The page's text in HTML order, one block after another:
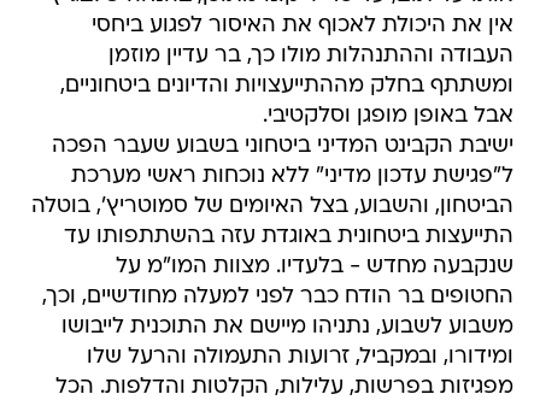
אין את היכולת לאכוף את האיסור לפגוע ביחסי
העבודה וההתנהלות מולו כך, בר עדיין מוזמן
ומשתתף בחלק מההתייעצויות והדיונים ביטחוניים,
אבל באופן מופגן וסלקטיבי.
ישיבת הקבינט המדיני ביטחוני בשבוע שעבר הפכה
ל"פגישת עדכון מדיני" ללא נוכחות ראשי מערכת
הביטחון, והשבוע, בצל האיומים של סמוטריץ', בוטלה
התייעצות ביטחונית באוגדת עזה בהשתתפותו עד
שנקבעה מחדש - בלעדיו. מצוות המו"מ על
החטופים בר הודח כבר לפני למעלה מחודשיים, וכך,
משבוע לשבוע, נתניהו מיישם את התוכנית לייבושו
ומידורו, ובמקביל, זרועות התעמולה והרעל שלו
מפגיזות בפרשות, עלילות, הקלטות והדלפות. הכל